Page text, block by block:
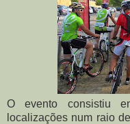
O evento consistiu
localizações num raio